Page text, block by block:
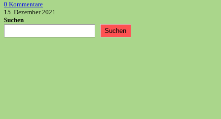
0 Kommentare
15. Dezember 2021
Suchen
Suchen